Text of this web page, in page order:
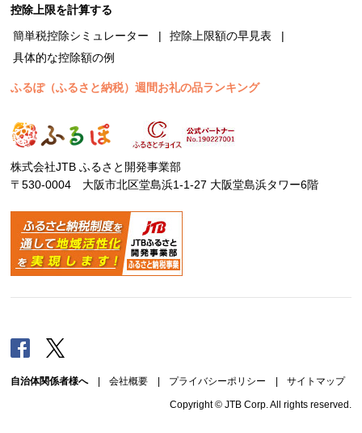
控除上限を計算する
簡単税控除シミュレーター
控除上限額の早見表
具体的な控除額の例
ふるぽ（ふるさと納税）週間お礼の品ランキング
株式会社JTB ふるさと開発事業部
〒530-0004 大阪市北区堂島浜1-1-27 大阪堂島浜タワー6階
Facebook
自治体関係者様へ| 会社概要 プライバシーポリシー サイトマップ
Copyright © JTB Corp. All rights reserved.